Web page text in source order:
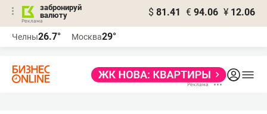
забронируй
валюту
$ 81.41 € 94.06 ¥ 12.06
Челны26.7° Москва29°